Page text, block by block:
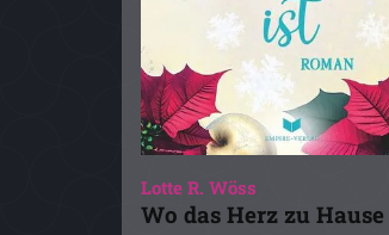
Lotte R. Wöss
Wo das Herz zu